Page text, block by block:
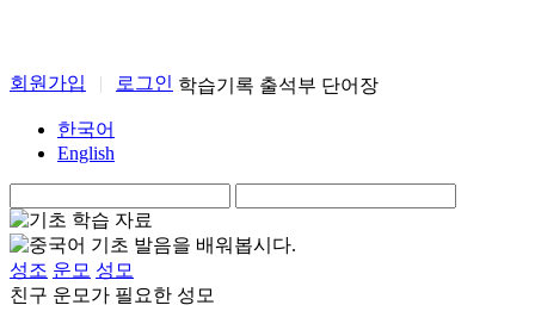
회원가입 | 로그인 학습기록 출석부 단어장
한국어
English
성조 운모 성모
친구 운모가 필요한 성모